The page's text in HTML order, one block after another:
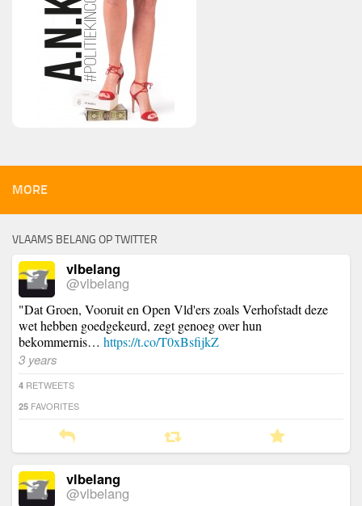
MORE
VLAAMS BELANG OP TWITTER
vlbelang
@vlbelang
"Dat Groen, Vooruit en Open Vld'ers zoals Verhofstadt deze
wet hebben goedgekeurd, zegt genoeg over hun
bekommernis… https://t.co/T0xBsfijkZ
3 years
4 RETWEETS
25 FAVORITES
vlbelang
@vlbelang